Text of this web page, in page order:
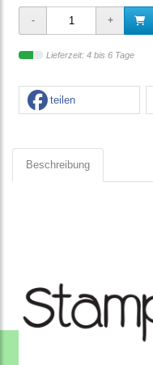
Lieferzeit: 4 bis 6 Tage
teilen
Beschreibung